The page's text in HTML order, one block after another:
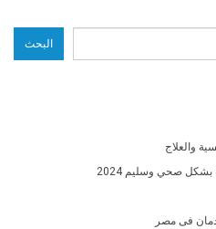
البحث
والعلاج
بشكل صحي وسليم 2024
فى مصر